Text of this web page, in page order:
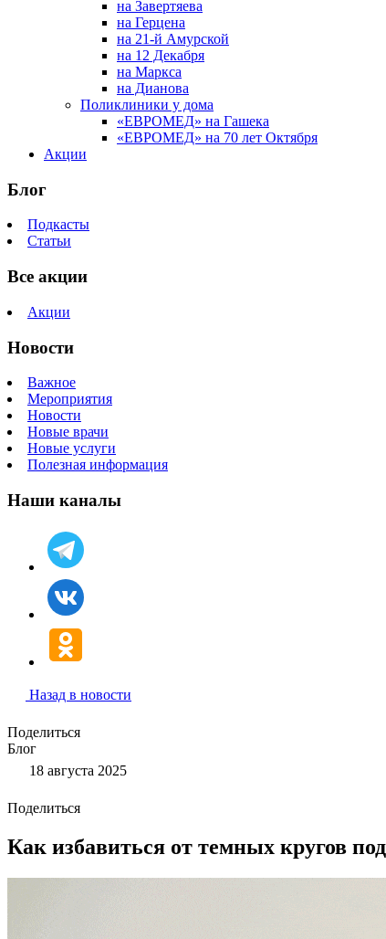
на Завертяева
на Герцена
на 21-й Амурской
на 12 Декабря
на Маркса
на Дианова
Поликлиники у дома
«ЕВРОМЕД» на Гашека
«ЕВРОМЕД» на 70 лет Октября
Акции
Блог
Подкасты
Статьи
Все акции
Акции
Новости
Важное
Мероприятия
Новости
Новые врачи
Новые услуги
Полезная информация
Наши каналы
Назад в новости
Поделиться
Блог
18 августа 2025
Поделиться
Как избавиться от темных кругов